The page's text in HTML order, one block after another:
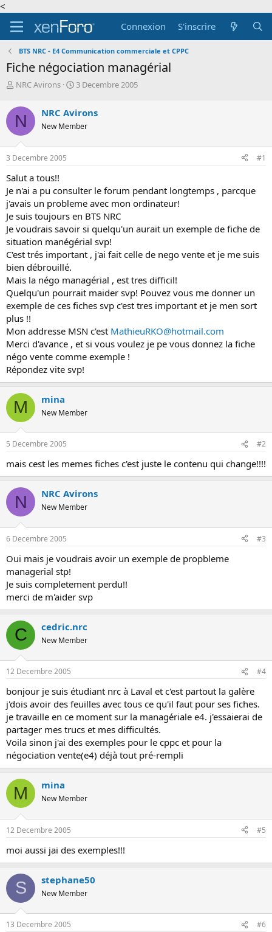
<
Connexion
S'inscrire
BTS NRC - E4 Communication commerciale et CPPC
Fiche négociation managérial
A
t
e
u
r
d
e
a
d
i
s
c
s
s
i
o
n
NRC Avirons
D
e
d
d
t
3 Decembre 2005
N NRC Avirons
New Member
3 Decembre 2005 #1
Salut a tous!!
Je n'ai a pu consulter le forum pendant longtemps , parcque
j'avais un probleme avec mon ordinateur!
Je suis toujours en BTS NRC
Je voudrais savoir si quelqu'un aurait un exemple de fiche de
situation manégérial svp!
C'est trés important , j'ai fait celle de nego vente et je me suis
bien débrouillé.
Mais la négo managérial , est tres difficil!
Quelqu'un pourrait maider svp! Pouvez vous me donner un
exemple de ces fiches svp c'est tres important et je men sort
plus !!
Mon addresse MSN c'est MathieuRKO@hotmail.com
Merci d'avance , et si vous voulez je pe vous donnez la fiche
négo vente comme exemple !
Répondez vite svp!
M mina
New Member
5 Decembre 2005 #2
mais cest les memes fiches c'est juste le contenu qui change!!!!
N NRC Avirons
New Member
6 Decembre 2005 #3
Oui mais je voudrais avoir un exemple de propbleme
managerial stp!
Je suis completement perdu!!
merci de m'aider svp
C cedric.nrc
New Member
12 Decembre 2005 #4
bonjour je suis étudiant nrc à Laval et c'est partout la galère
j'dois avoir des feuilles avec tous ce qu'il faut pour ses fiches.
je travaille en ce moment sur la managériale e4. j'essaierai de
partager mes trucs et mes difficultés.
Voila sinon j'ai des exemples pour le cppc et pour la
négociation vente(e4) déjà tout pré-rempli
M mina
New Member
12 Decembre 2005 #5
moi aussi jai des exemples!!!
S stephane50
New Member
13 Decembre 2005 #6